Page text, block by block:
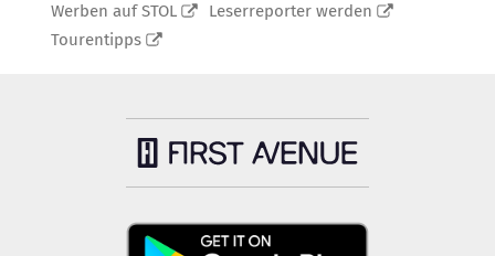
Werben auf STOL
Leserreporter werden
Tourentipps